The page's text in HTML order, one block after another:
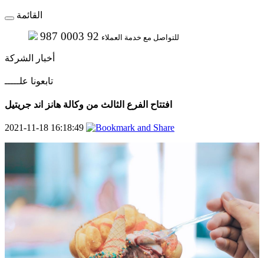
القائمة
987 0003 92 للتواصل مع خدمة العملاء
أخبار الشركة
تابعونا علـــــ
افتتاح الفرع الثالث من وكالة هانز اند جريتيل
2021-11-18 16:18:49